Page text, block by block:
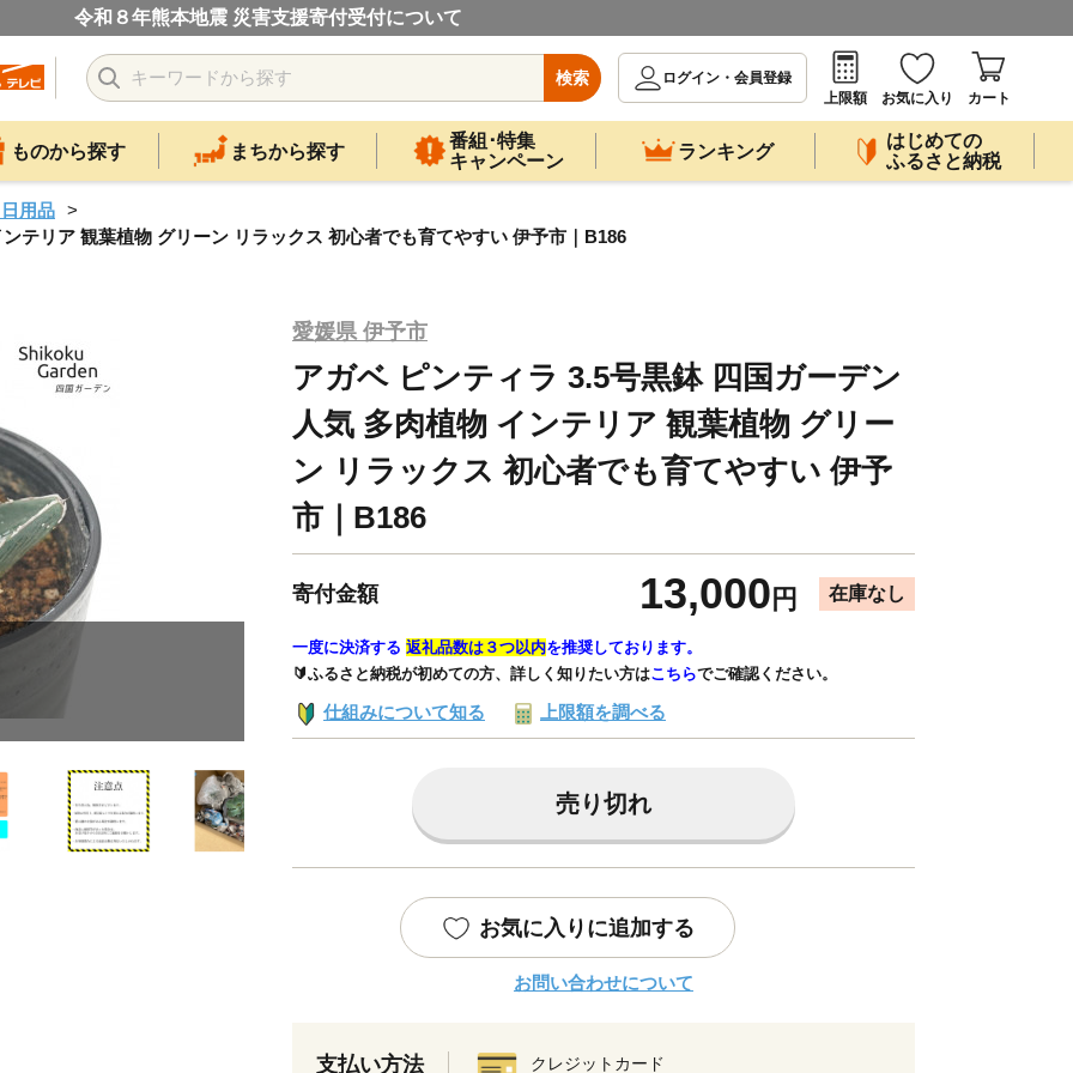
令和８年熊本地震 災害支援寄付受付について
検索
ログイン・会員登録
上限額
お気に入り カート
ものから探す まちから探す
番組･特集
キャンペーン
ランキング
はじめての
ふるさと納税
用品
テリア 観葉植物 グリーン リラックス 初心者でも育てやすい 伊予市｜B186
愛媛県 伊予市
アガベ ピンティラ 3.5号黒鉢 四国ガーデン
人気 多肉植物 インテリア 観葉植物 グリー
ン リラックス 初心者でも育てやすい 伊予
市｜B186
寄付金額 13,000 円 在庫なし
一度に決済する 返礼品数は３つ以内を推奨しております。
🔰ふるさと納税が初めての方、詳しく知りたい方はこちらでご確認ください。
仕組みについて知る 上限額を調べる
売り切れ
お気に入りに追加する
お問い合わせについて
支払い方法 クレジットカード